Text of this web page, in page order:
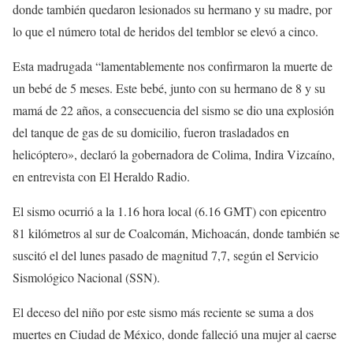
donde también quedaron lesionados su hermano y su madre, por
lo que el número total de heridos del temblor se elevó a cinco.
Esta madrugada “lamentablemente nos confirmaron la muerte de
un bebé de 5 meses. Este bebé, junto con su hermano de 8 y su
mamá de 22 años, a consecuencia del sismo se dio una explosión
del tanque de gas de su domicilio, fueron trasladados en
helicóptero», declaró la gobernadora de Colima, Indira Vizcaíno,
en entrevista con El Heraldo Radio.
El sismo ocurrió a la 1.16 hora local (6.16 GMT) con epicentro
81 kilómetros al sur de Coalcomán, Michoacán, donde también se
suscitó el del lunes pasado de magnitud 7,7, según el Servicio
Sismológico Nacional (SSN).
El deceso del niño por este sismo más reciente se suma a dos
muertes en Ciudad de México, donde falleció una mujer al caerse